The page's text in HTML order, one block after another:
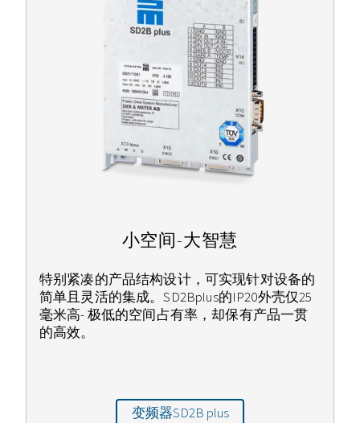
小空间-大智慧
特别紧凑的产品结构设计，可实现针对设备的
简单且灵活的集成。SD2Bplus的IP20外壳仅25
毫米高- 极低的空间占有率，却保有产品一贯
的高效。
变频器SD2B plus